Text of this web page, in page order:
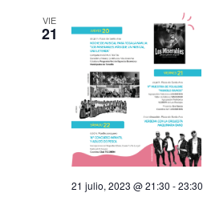
VIE
21
21 julio, 2023 @ 21:30 -23:30